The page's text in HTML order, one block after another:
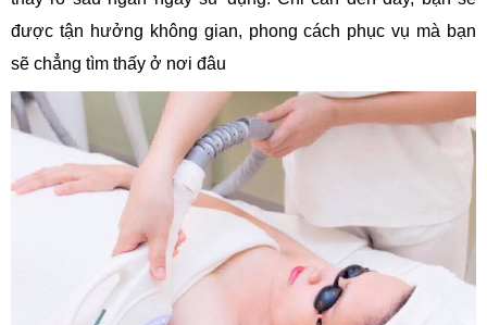
được tận hưởng không gian, phong cách phục vụ mà bạn
sẽ chẳng tìm thấy ở nơi đâu